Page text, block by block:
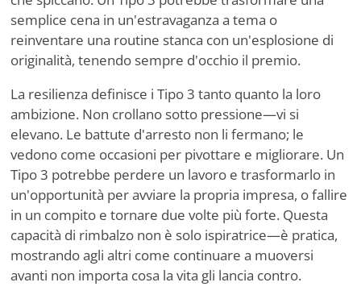
semplice cena in un'estravaganza a tema o
reinventare una routine stanca con un'esplosione di
originalità, tenendo sempre d'occhio il premio.
La resilienza definisce i Tipo 3 tanto quanto la loro
ambizione. Non crollano sotto pressione—vi si
elevano. Le battute d'arresto non li fermano; le
vedono come occasioni per pivottare e migliorare. Un
Tipo 3 potrebbe perdere un lavoro e trasformarlo in
un'opportunità per avviare la propria impresa, o fallire
in un compito e tornare due volte più forte. Questa
capacità di rimbalzo non è solo ispiratrice—è pratica,
mostrando agli altri come continuare a muoversi
avanti non importa cosa la vita gli lancia contro.